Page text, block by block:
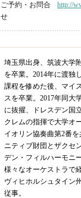
ご予約・お問合
せ
http://
埼玉県出身、筑波大学
を卒業。2014年に渡独
課程を修めた後、マイ
スを卒業。2017年同大
に抜擢、ドレスデン国
クレムの指揮で大学オ
イオリン協奏曲第2番
ニティブ財団とザクセ
デン・フィルハーモニ
様々なオーケストラで
ヴィヒホルシュタイン
従事。